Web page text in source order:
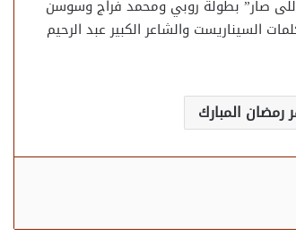
صار” بطولة روبي ومحمد فراج وسوسن
السيناريست والشاعر الكبير عبد الرحيم
المبارك